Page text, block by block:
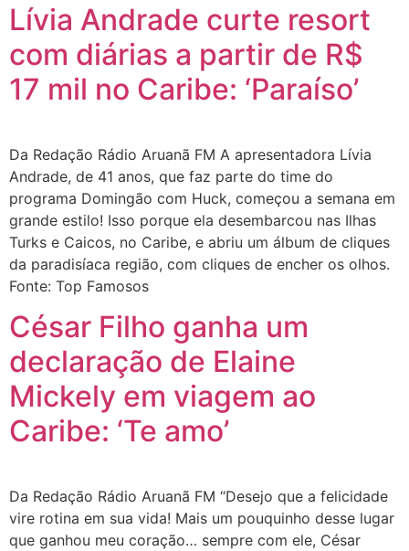
Lívia Andrade curte resort
com diárias a partir de R$
17 mil no Caribe: ‘Paraíso’
Da Redação Rádio Aruanã FM A apresentadora Lívia
Andrade, de 41 anos, que faz parte do time do
programa Domingão com Huck, começou a semana em
grande estilo! Isso porque ela desembarcou nas Ilhas
Turks e Caicos, no Caribe, e abriu um álbum de cliques
da paradisíaca região, com cliques de encher os olhos.
Fonte: Top Famosos
César Filho ganha um
declaração de Elaine
Mickely em viagem ao
Caribe: ‘Te amo’
Da Redação Rádio Aruanã FM “Desejo que a felicidade
vire rotina em sua vida! Mais um pouquinho desse lugar
que ganhou meu coração… sempre com ele, César